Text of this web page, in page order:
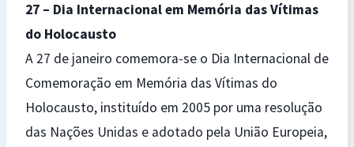
27 – Dia Internacional em Memória das Vítimas
do Holocausto
A 27 de janeiro comemora-se o Dia Internacional de
Comemoração em Memória das Vítimas do
Holocausto, instituído em 2005 por uma resolução
das Nações Unidas e adotado pela União Europeia,